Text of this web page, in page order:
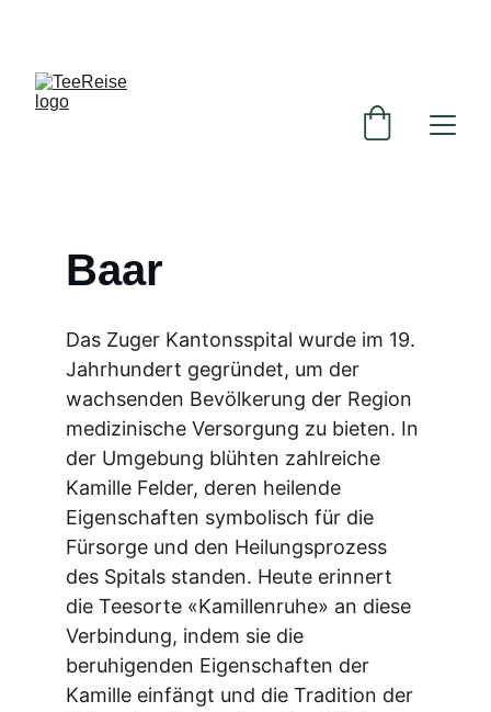
Baar
Das Zuger Kantonsspital wurde im 19.
Jahrhundert gegründet, um der
wachsenden Bevölkerung der Region
medizinische Versorgung zu bieten. In
der Umgebung blühten zahlreiche
Kamille Felder, deren heilende
Eigenschaften symbolisch für die
Fürsorge und den Heilungsprozess
des Spitals standen. Heute erinnert
die Teesorte «Kamillenruhe» an diese
Verbindung, indem sie die
beruhigenden Eigenschaften der
Kamille einfängt und die Tradition der